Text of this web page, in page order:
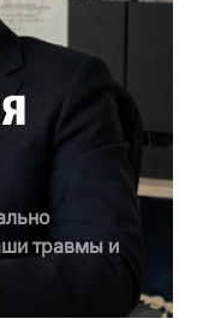
травмы и